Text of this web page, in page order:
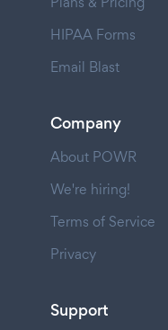
HIPAA Forms
Email Blast
Company
About POWR
We're hiring!
Terms of Service
Privacy
Support